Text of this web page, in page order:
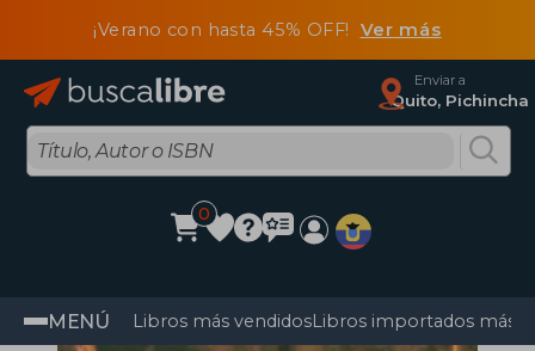
¡Verano con hasta 45% OFF! Ver más
Enviar a
Quito, Pichincha
0
MENÚ Libros más vendidosLibros importados más